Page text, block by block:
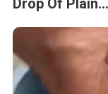
Drop Of Plain...